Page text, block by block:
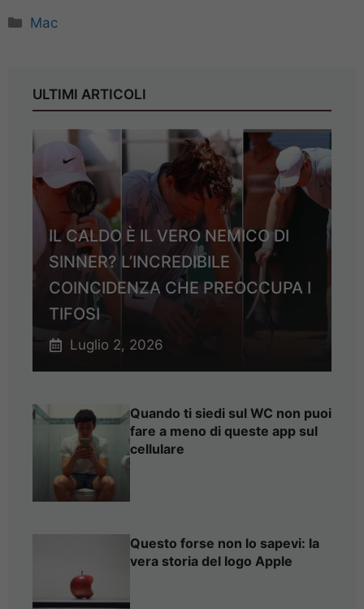
Categorie
Mac
ULTIMI ARTICOLI
IL CALDO È IL VERO NEMICO DI
SINNER? L’INCREDIBILE
COINCIDENZA CHE PREOCCUPA I
TIFOSI
Luglio 2, 2026
Quando ti siedi sul WC non puoi
fare a meno di queste app sul
cellulare
Questo forse non lo sapevi: la
vera storia del logo Apple